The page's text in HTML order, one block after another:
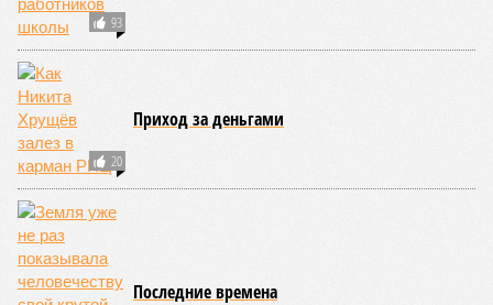
93
20
Приход за деньгами
Последние времена